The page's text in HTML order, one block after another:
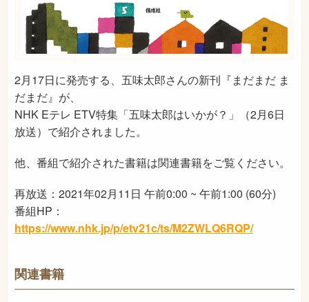
2月17日に発売する、五味太郎さんの新刊『まだまだ ま
だまだ』が、
NHK Eテレ ETV特集「五味太郎はいかが？」（2月6日
放送）で紹介されました。
他、番組で紹介された書籍は関連書籍をご覧ください。
再放送：2021年02月11日 午前0:00 ~ 午前1:00 (60分)
番組HP：
https://www.nhk.jp/p/etv21c/ts/M2ZWLQ6RQP/
関連書籍